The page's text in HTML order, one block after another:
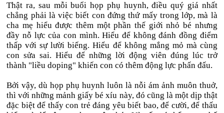
Thật ra, sau mỗi buổi họp phụ huynh, điều quý giá nhất
chẳng phải là việc biết con đứng thứ mấy trong lớp, mà là
cha mẹ hiểu được thêm một phần thế giới nhỏ bé nhưng
đầy nỗ lực của con mình. Hiểu để không đánh đồng điểm
thấp với sự lười biếng. Hiểu để không mắng mỏ mà cùng
con sửa sai. Hiểu để những lời động viên đúng lúc trở
thành "liều doping" khiến con có thêm động lực phấn đấu.
Bởi vậy, dù họp phụ huynh luôn là nỗi ám ảnh muôn thuở,
thì với những mảnh giấy bé xíu này, đó cũng là một dịp thật
đặc biệt để thấy con trẻ đáng yêu biết bao, để cười, để thấu